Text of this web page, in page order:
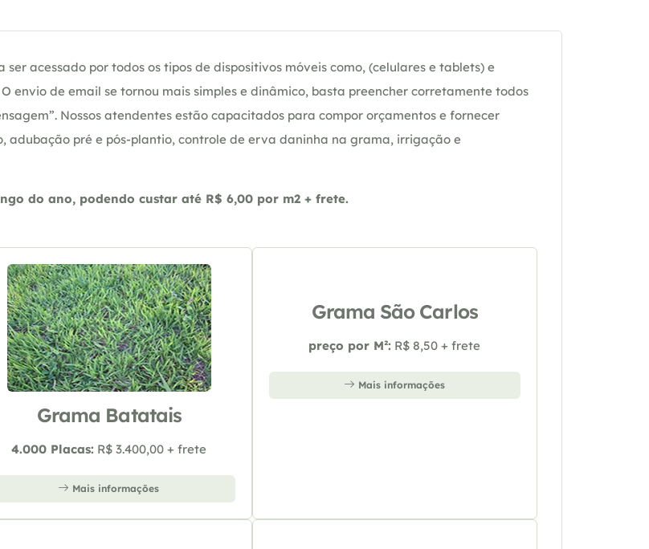
acessado por todos os tipos de dispositivos móveis como, (celulares e tablets) e
envio de email se tornou mais simples e dinâmico, basta preencher corretamente todos
Nossos atendentes estão capacitados para compor orçamentos e fornecer
adubação pré e pós-plantio, controle de erva daninha na grama, irrigação e
do ano, podendo custar até R$ 6,00 por m2 + frete.
Grama Batatais
4.000 Placas: R$ 3.400,00 + frete
Mais informações
Grama São Carlos
preço por M²: R$ 8,50 + frete
Mais informações